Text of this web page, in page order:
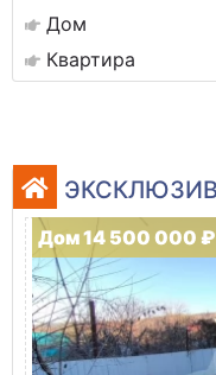
Дом
Квартира
ЭКСКЛЮЗИВ
Дом 14 500 000 ₽